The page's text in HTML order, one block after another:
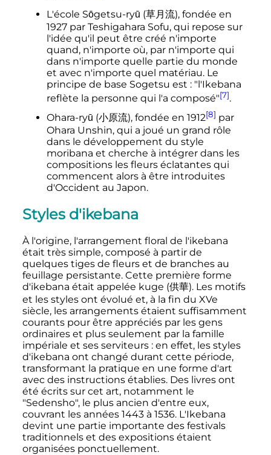
L'école Sōgetsu-ryū (草月流), fondée en
1927 par Teshigahara Sofu, qui repose sur
l'idée qu'il peut être créé n'importe
quand, n'importe où, par n'importe qui
dans n'importe quelle partie du monde
et avec n'importe quel matériau. Le
principe de base Sogetsu est : "l'Ikebana
reflète la personne qui l'a composé"[7].
Ohara-ryū (小原流), fondée en 1912[8] par
Ohara Unshin, qui a joué un grand rôle
dans le développement du style
moribana et cherche à intégrer dans les
compositions les fleurs éclatantes qui
commencent alors à être introduites
d'Occident au Japon.
Styles d'ikebana
À l'origine, l'arrangement floral de l'ikebana
était très simple, composé à partir de
quelques tiges de fleurs et de branches au
feuillage persistante. Cette première forme
d'ikebana était appelée kuge (供華). Les motifs
et les styles ont évolué et, à la fin du XVe
siècle, les arrangements étaient suffisamment
courants pour être appréciés par les gens
ordinaires et plus seulement par la famille
impériale et ses serviteurs : en effet, les styles
d'ikebana ont changé durant cette période,
transformant la pratique en une forme d'art
avec des instructions établies. Des livres ont
été écrits sur cet art, notamment le
"Sedensho", le plus ancien d'entre eux,
couvrant les années 1443 à 1536. L'Ikebana
devint une partie importante des festivals
traditionnels et des expositions étaient
organisées ponctuellement.